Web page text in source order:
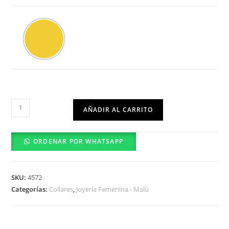
Collar
0302-
AÑADIR AL CARRITO
ORDENAR POR WHATSAPP
SKU:4572
Categorías: Collares, Joyería Femenina - Malú